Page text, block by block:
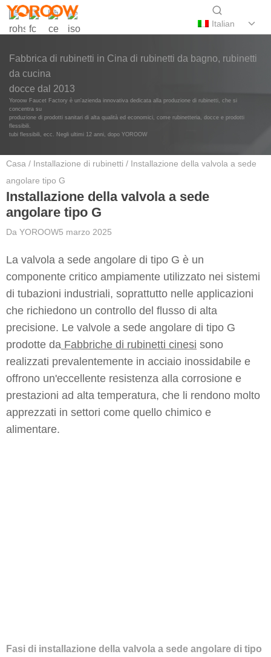
Italian
Fabbrica di rubinetti in Cina di rubinetti da bagno, rubinetti
da cucina
docce dal 2013
Yoroow Faucet Factory è un'azienda innovativa dedicata alla produzione di rubinetti, che si
concentra su
produzione di prodotti sanitari di alta qualità ed economici, come rubinetteria, docce e prodotti
flessibili.
tubi flessibili, ecc. Negli ultimi 12 anni, dopo YOROOW
Casa / Installazione di rubinetti / Installazione della valvola a sede
angolare tipo G
Installazione della valvola a sede
angolare tipo G
Da YOROOW5 marzo 2025
La valvola a sede angolare di tipo G è un
componente critico ampiamente utilizzato nei sistemi
di tubazioni industriali, soprattutto nelle applicazioni
che richiedono un controllo del flusso di alta
precisione. Le valvole a sede angolare di tipo G
prodotte da Fabbriche di rubinetti cinesi sono
realizzati prevalentemente in acciaio inossidabile e
offrono un'eccellente resistenza alla corrosione e
prestazioni ad alta temperatura, che li rendono molto
apprezzati in settori come quello chimico e
alimentare.
Fasi di installazione della valvola a sede angolare di tipo